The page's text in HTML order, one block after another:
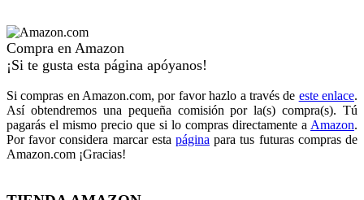
Compra en Amazon
¡Si te gusta esta página apóyanos!
Si compras en Amazon.com, por favor hazlo a través de este enlace.
Así obtendremos una pequeña comisión por la(s) compra(s). Tú
pagarás el mismo precio que si lo compras directamente a Amazon.
Por favor considera marcar esta página para tus futuras compras de
Amazon.com ¡Gracias!